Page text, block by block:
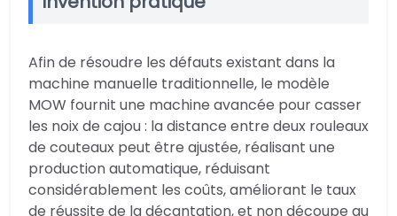
Afin de résoudre les défauts existant dans la
machine manuelle traditionnelle, le modèle
MOW fournit une machine avancée pour casser
les noix de cajou : la distance entre deux rouleaux
de couteaux peut être ajustée, réalisant une
production automatique, réduisant
considérablement les coûts, améliorant le taux
de réussite de la décantation, et non découpe au